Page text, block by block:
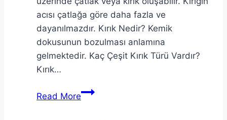
acısı çatlağa göre daha fazla ve
dayanılmazdır. Kırık Nedir? Kemik
dokusunun bozulması anlamına
gelmektedir. Kaç Çeşit Kırık Türü Vardır?
Kırık…
Read MoreKırıklarda,